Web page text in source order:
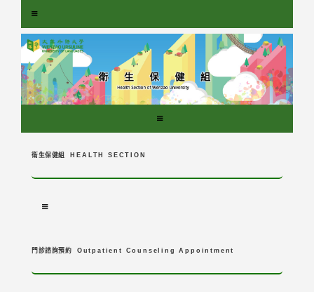
衛生保健組 HEALTH SECTION
門診諮詢預約 Outpatient Counseling Appointment